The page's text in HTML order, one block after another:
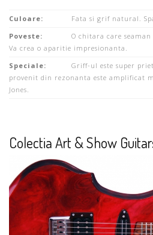
Culoare:
Fata si grif natural.
Poveste:
O chitara care
Va crea o aparitie impresionanta.
Speciale:
Griff-ul este super
provenit din rezonanta este amplificat
Jones.
Colectia Art & Show